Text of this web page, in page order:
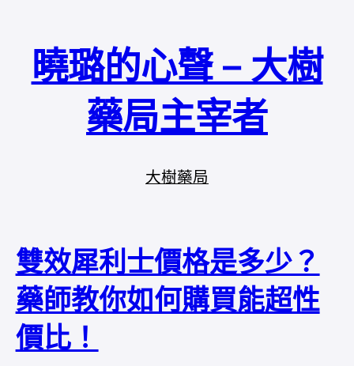
曉璐的心聲 – 大樹
藥局主宰者
大樹藥局
雙效犀利士價格是多少？
藥師教你如何購買能超性
價比！